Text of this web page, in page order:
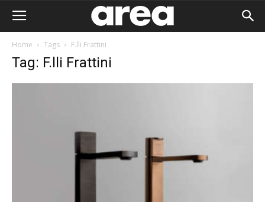
Home Tags F.lli Frattini
Tag: F.lli Frattini